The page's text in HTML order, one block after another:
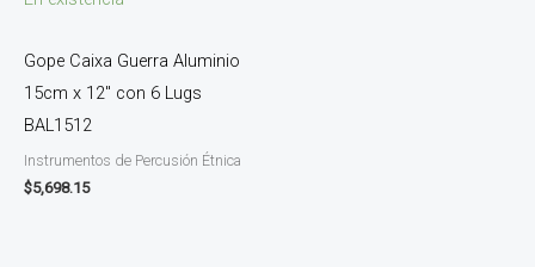
Gope Caixa Guerra Aluminio
15cm x 12″ con 6 Lugs
BAL1512
Instrumentos de Percusión Étnica
$5,698.15